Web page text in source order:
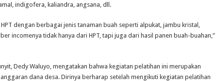
indigofera, kaliandra, angsana, dll.
dengan berbagai jenis tanaman buah seperti alpukat, jambu kristal,
incomenya tidak hanya dari HPT, tapi juga dari hasil panen buah-buahan,”
Dedy Waluyo, mengatakan bahwa kegiatan pelatihan ini merupakan
dana desa. Dirinya berharap setelah mengikuti kegiatan pelatihan